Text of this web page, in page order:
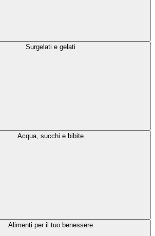
Surgelati e gelati
Acqua, succhi e bibite
Alimenti per il tuo benessere